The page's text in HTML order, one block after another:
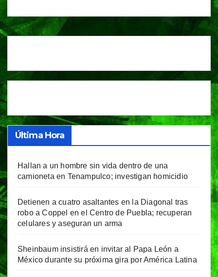
Última Hora
Hallan a un hombre sin vida dentro de una
camioneta en Tenampulco; investigan homicidio
Detienen a cuatro asaltantes en la Diagonal tras
robo a Coppel en el Centro de Puebla; recuperan
celulares y aseguran un arma
Sheinbaum insistirá en invitar al Papa León a
México durante su próxima gira por América Latina